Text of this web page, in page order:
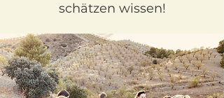
schätzen wissen!